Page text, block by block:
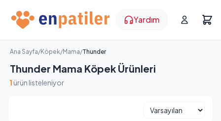
Yardım
Ana Sayfa/Köpek/Mama/Thunder
Thunder Mama Köpek Ürünleri
1 ürün listeleniyor